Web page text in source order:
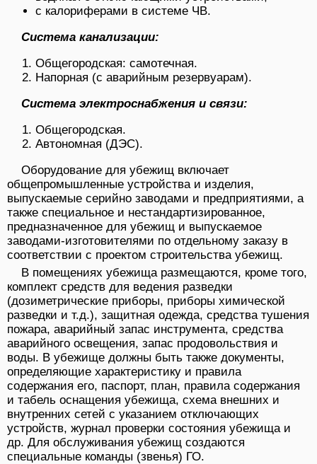
с калориферами в системе ЧВ.
Система канализации:
Общегородская: самотечная.
Напорная (с аварийным резервуарам).
Система электроснабжения и связи:
Общегородская.
Автономная (ДЭС).
Оборудование для убежищ включает
общепромышленные устройства и изделия,
выпускаемые серийно заводами и предприятиями, а
также специальное и нестандартизированное,
предназначенное для убежищ и выпускаемое
заводами-изготовителями по отдельному заказу в
соответствии с проектом строительства убежищ.
В помещениях убежища размещаются, кроме того,
комплект средств для ведения разведки
(дозиметрические приборы, приборы химической
разведки и т.д.), защитная одежда, средства тушения
пожара, аварийный запас инструмента, средства
аварийного освещения, запас продовольствия и
воды. В убежище должны быть также документы,
определяющие характеристику и правила
содержания его, паспорт, план, правила содержания
и табель оснащения убежища, схема внешних и
внутренних сетей с указанием отключающих
устройств, журнал проверки состояния убежища и
др. Для обслуживания убежищ создаются
специальные команды (звенья) ГО.